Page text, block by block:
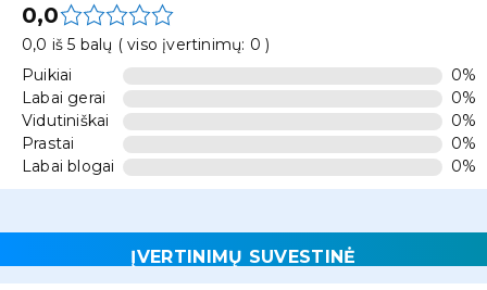
0,0
0,0 iš 5 balų ( viso įvertinimų: 0 )
Puikiai
0%
Labai gerai
0%
Vidutiniškai
0%
Prastai
0%
Labai blogai
0%
ĮVERTINIMŲ SUVESTINĖ